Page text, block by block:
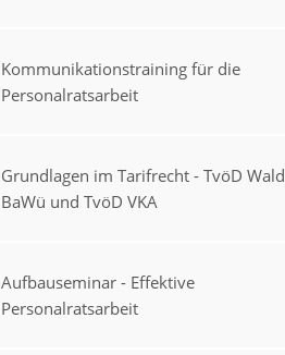
Kommunikationstraining für die
Personalratsarbeit
Grundlagen im Tarifrecht - TvöD Wald
BaWü und TvöD VKA
Aufbauseminar - Effektive
Personalratsarbeit